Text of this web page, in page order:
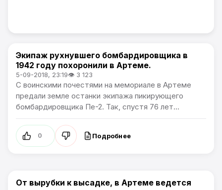
Общество
Экипаж рухнувшего бомбардировщика в
1942 году похоронили в Артеме.
5-09-2018, 23:19👁 3 123
С воинскими почестями на мемориале в Артеме
предали земле останки экипажа пикирующего
бомбардировщика Пе-2. Так, спустя 76 лет...
0 Подробнее
Общество
От вырубки к высадке, в Артеме ведется